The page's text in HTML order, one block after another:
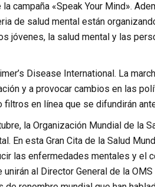
campaña «Speak Your Mind».
de salud mental están
jóvenes, la salud mental y las
Disease International. La
y a provocar cambios en las
en línea que se difundirán
la Organización Mundial de la
En esta Gran Cita de la Salud
las enfermedades mentales y el
al Director General de la OMS